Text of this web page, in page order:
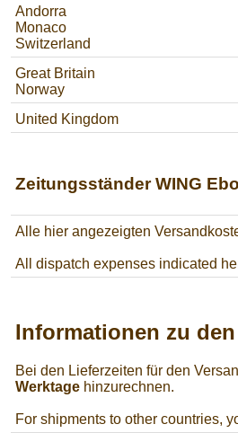
Andorra
Monaco
Switzerland
Great Britain
Norway
United Kingdom
Zeitungsständer WING
Alle hier angezeigten
All dispatch expenses indicated
Informationen zu
Bei den Lieferzeiten für den
Werktage hinzurechnen.
For shipments to other countries,